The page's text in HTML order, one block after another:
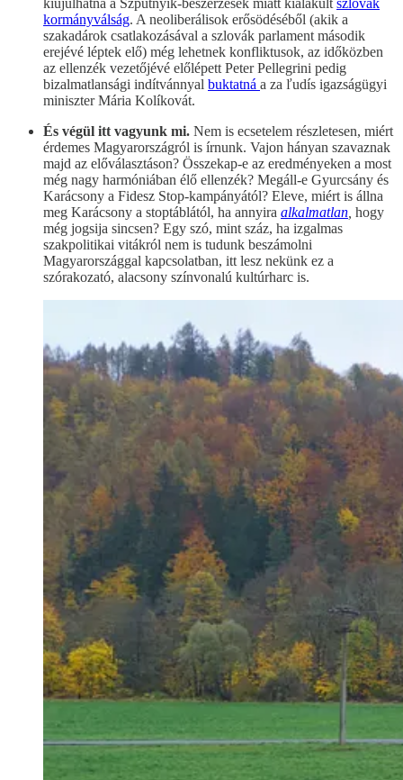
kiújulhatna a Szputnyik-beszerzések miatt kialakult szlovák
kormányválság. A neoliberálisok erősödéséből (akik a
szakadárok csatlakozásával a szlovák parlament második
erejévé léptek elő) még lehetnek konfliktusok, az időközben
az ellenzék vezetőjévé előlépett Peter Pellegrini pedig
bizalmatlansági indítvánnyal buktatná a za ľudís igazságügyi
miniszter Mária Kolíkovát.
És végül itt vagyunk mi. Nem is ecsetelem részletesen, miért
érdemes Magyarországról is írnunk. Vajon hányan szavaznak
majd az előválasztáson? Összekap-e az eredményeken a most
még nagy harmóniában élő ellenzék? Megáll-e Gyurcsány és
Karácsony a Fidesz Stop-kampányától? Eleve, miért is állna
meg Karácsony a stoptáblától, ha annyira alkalmatlan hogy
még jogsija sincsen? Egy szó, mint száz, ha izgalmas
szakpolitikai vitákról nem is tudunk beszámolni
Magyarországgal kapcsolatban, itt lesz nekünk ez a
szórakozató, alacsony színvonalú kultúrharc is.